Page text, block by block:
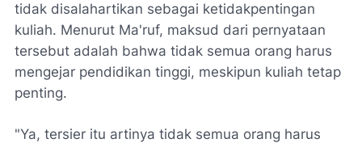
tidak disalahartikan sebagai ketidakpentingan
kuliah. Menurut Ma'ruf, maksud dari pernyataan
tersebut adalah bahwa tidak semua orang harus
mengejar pendidikan tinggi, meskipun kuliah tetap
penting.
"Ya, tersier itu artinya tidak semua orang harus